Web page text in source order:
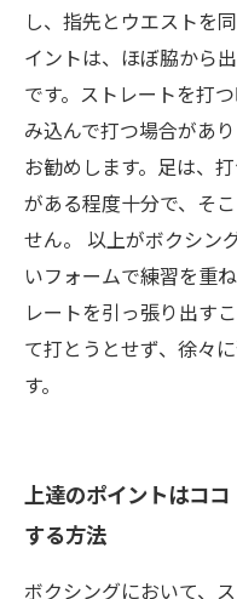
し、指先とウエストを
イントは、ほぼ脇から
です。ストレートを打
み込んで打つ場合があ
お勧めします。足は、
がある程度十分で、そ
せん。 以上がボクシン
いフォームで練習を重
レートを引っ張り出す
て打とうとせず、徐々
す。
上達のポイントはコ
する方法
ボクシングにおいて、